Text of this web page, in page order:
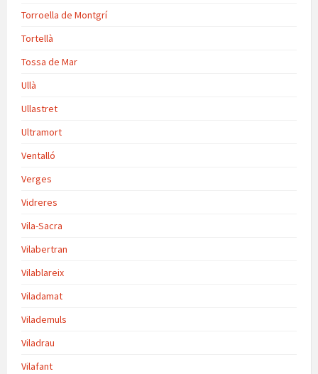
Torroella de Montgrí
Tortellà
Tossa de Mar
Ullà
Ullastret
Ultramort
Ventalló
Verges
Vidreres
Vila-Sacra
Vilabertran
Vilablareix
Viladamat
Vilademuls
Viladrau
Vilafant